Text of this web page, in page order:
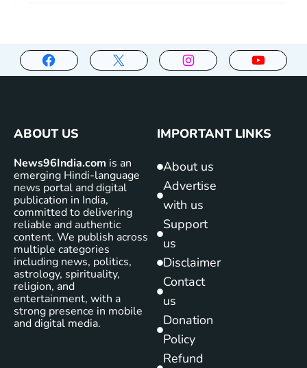
ABOUT US
News96India.com is an
emerging Hindi-language
news portal and digital
publication in India,
committed to delivering
reliable and authentic
content. We publish across
multiple categories
including news, politics,
astrology, spirituality,
religion, and
entertainment, with a
strong presence in mobile
and digital media.
IMPORTANT LINKS
About us
Advertise
with us
Support
us
Disclaimer
Contact
us
Donation
Policy
Refund